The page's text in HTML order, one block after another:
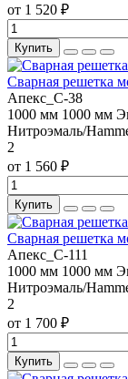
от 1 520 ₽
Купить
Сварная решетка
Апекс_С-38
1000 мм 1000 мм
Нитроэмаль/
2
от 1 560 ₽
Купить
Сварная решетка
Апекс_С-111
1000 мм 1000 мм
Нитроэмаль/
2
от 1 700 ₽
Купить